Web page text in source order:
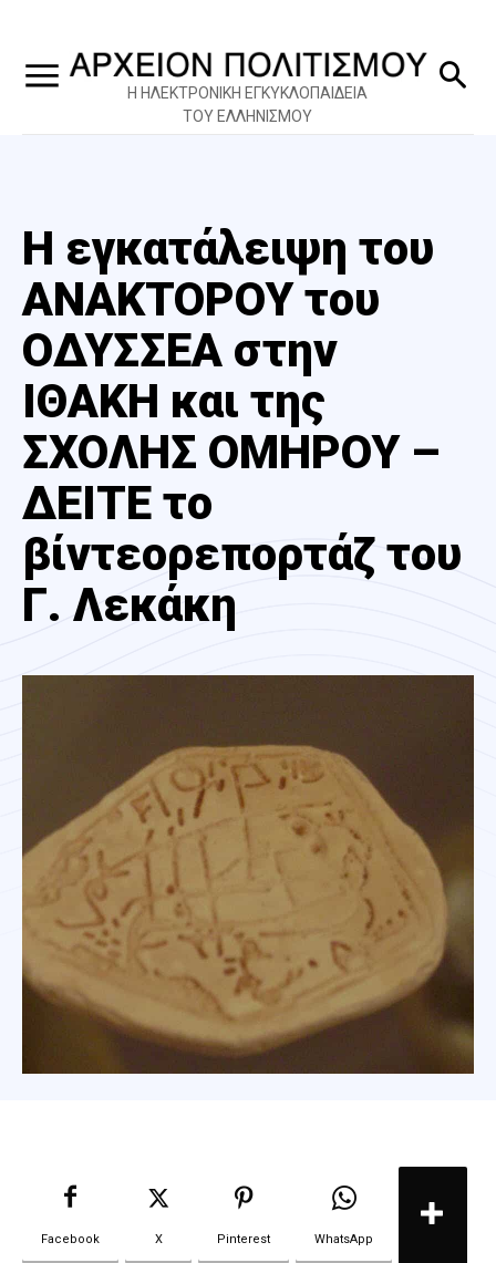
Η ΗΛΕΚΤΡΟΝΙΚΗ ΕΓΚΥΚΛΟΠΑΙΔΕΙΑ
ΤΟΥ ΕΛΛΗΝΙΣΜΟΥ
Η εγκατάλειψη του
ΑΝΑΚΤΟΡΟΥ του
ΟΔΥΣΣΕΑ στην
ΙΘΑΚΗ και της
ΣΧΟΛΗΣ ΟΜΗΡΟΥ –
ΔΕΙΤΕ το
βίντεορεπορτάζ του
Γ. Λεκάκη
Facebook X Pinterest WhatsApp